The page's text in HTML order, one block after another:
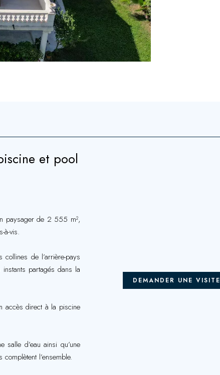
DEMANDER UNE VISITE
et pool
paysager de 2 555 m²,
à-vis.
de l’arrière-pays
partagés dans la
accès direct à la piscine
d’eau ainsi qu’une
l’ensemble.